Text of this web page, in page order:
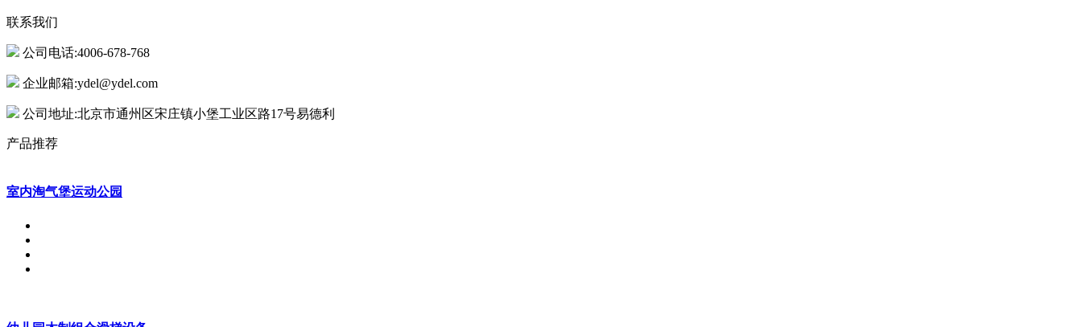
联系我们
公司电话:4006-678-768
企业邮箱:ydel@ydel.com
公司地址:北京市通州区宋庄镇小堡工业区路17号易德利
产品推荐
室内淘气堡运动公园